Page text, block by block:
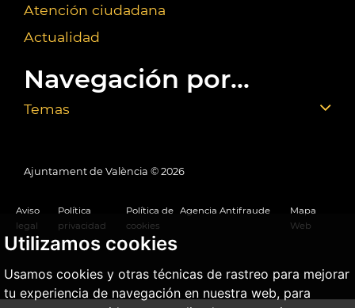
Utilizamos cookies
Usamos cookies y otras técnicas de rastreo para mejorar
tu experiencia de navegación en nuestra web, para
Atención ciudadana
Actualidad
Navegación por...
Temas
Ajuntament de València © 2026
Aviso
legal
Política
privacidad
Política de
cookies
Agencia Antifraude
Mapa
Web